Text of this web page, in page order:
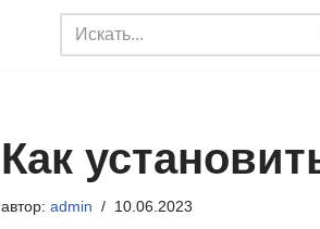
Как
автор: admin 10.06.2023